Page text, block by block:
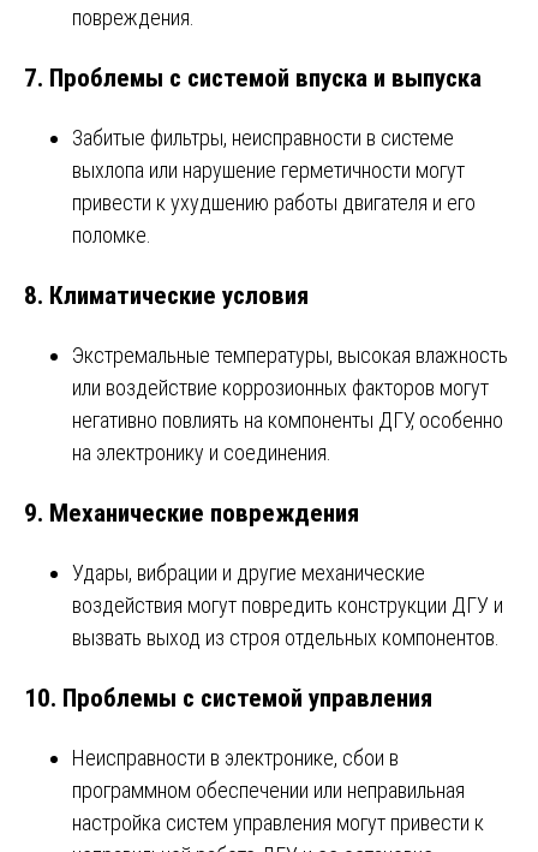
повреждения.
7. Проблемы с системой впуска и выпуска
Забитые фильтры, неисправности в системе
выхлопа или нарушение герметичности могут
привести к ухудшению работы двигателя и его
поломке.
8. Климатические условия
Экстремальные температуры, высокая влажность
или воздействие коррозионных факторов могут
негативно повлиять на компоненты ДГУ, особенно
на электронику и соединения.
9. Механические повреждения
Удары, вибрации и другие механические
воздействия могут повредить конструкции ДГУ и
вызвать выход из строя отдельных компонентов.
10. Проблемы с системой управления
Неисправности в электронике, сбои в
программном обеспечении или неправильная
настройка систем управления могут привести к